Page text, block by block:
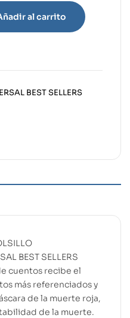
al carrito
BEST SELLERS
BEST SELLERS
cuentos recibe el
más referenciados y
de la muerte roja,
de la muerte.